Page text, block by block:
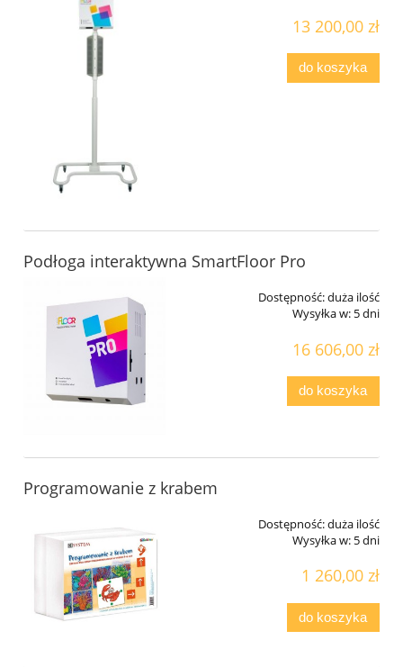
13 200,00 zł
do koszyka
Podłoga interaktywna SmartFloor Pro
Dostępność:duża ilość
Wysyłka w: 5 dni
16 606,00 zł
do koszyka
Programowanie z krabem
Dostępność:duża ilość
Wysyłka w: 5 dni
1 260,00 zł
do koszyka